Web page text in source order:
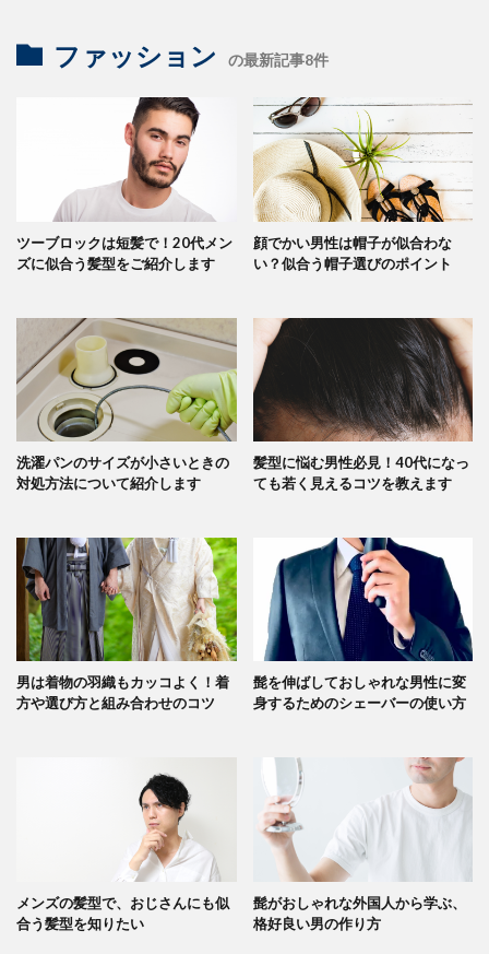
ファッション の最新記事8件
ツーブロックは短髪で！20代メン
ズに似合う髪型をご紹介します
顔でかい男性は帽子が似合わな
い？似合う帽子選びのポイント
洗濯パンのサイズが小さいときの
対処方法について紹介します
髪型に悩む男性必見！40代になっ
ても若く見えるコツを教えます
男は着物の羽織もカッコよく！着
方や選び方と組み合わせのコツ
髭を伸ばしておしゃれな男性に変
身するためのシェーバーの使い方
メンズの髪型で、おじさんにも似
合う髪型を知りたい
髭がおしゃれな外国人から学ぶ、
格好良い男の作り方